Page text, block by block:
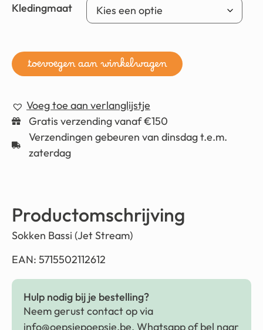
Kledingmaat
toevoegen aan winkelwagen
Voeg toe aan verlanglijstje
Gratis verzending vanaf €150
Verzendingen gebeuren van dinsdag t.e.m.
zaterdag
Productomschrijving
Sokken Bassi (Jet Stream)
EAN: 5715502112612
Hulp nodig bij je bestelling?
Neem gerust contact op via
info@oepsiepoepsie.be, Whatsapp of bel naar